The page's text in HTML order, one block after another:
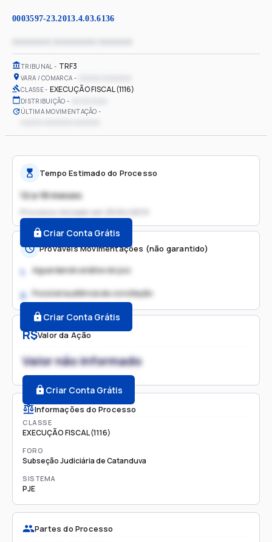
0003597-23.2013.4.03.6136
TRIBUNAL TRF3
VARA / COMARCA
CLASSE EXECUÇÃO FISCAL (1116)
DISTRIBUIÇÃO
ÚLTIMA MOVIMENTAÇÃO
R$Valor da Ação
Valor não informado
Criar Conta Grátis
Informações do Processo
CLASSE
EXECUÇÃO FISCAL (1116)
FORO
Subseção Judiciária de Catanduva
SISTEMA
PJE
Partes do Processo
Tempo Estimado do Processo
12 a 18 meses
Processo iniciado em
Criar Conta Grátis
Prováveis Movimentações (não garantido)
1. Aguardando análise do juiz
2. Possível audiência de conciliação
Criar Conta Grátis